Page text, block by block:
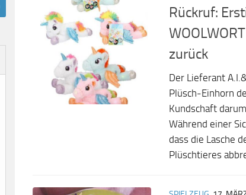
Rückruf:
zurück
Der Lieferant
Plüsch-Einhorn
Kundschaft
Während einer
dass die Lasche
Plüschtieres